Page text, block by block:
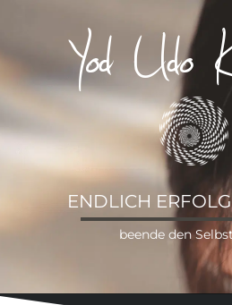
Yod Udo
ENDLICH
beende den